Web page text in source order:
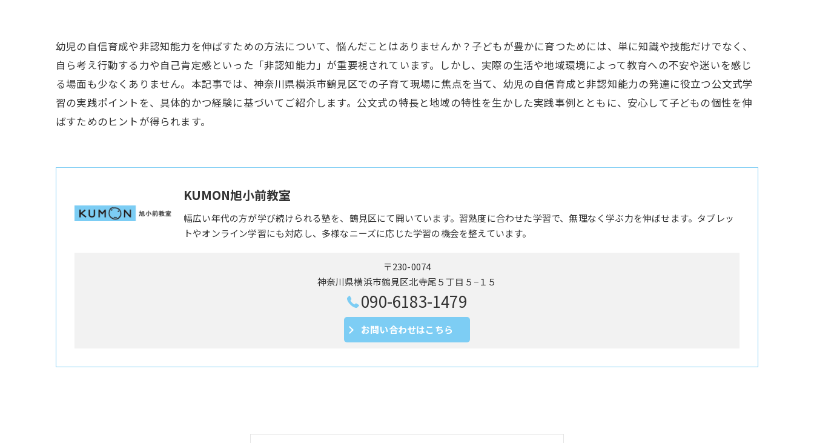
幼児の自信育成や非認知能力を伸ばすための方法について、悩んだことはありませんか？子どもが豊かに育つためには、単に知識や技能だけでなく、
自ら考え行動する力や自己肯定感といった「非認知能力」が重要視されています。しかし、実際の生活や地域環境によって教育への不安や迷いを感じ
る場面も少なくありません。本記事では、神奈川県横浜市鶴見区での子育て現場に焦点を当て、幼児の自信育成と非認知能力の発達に役立つ公文式学
習の実践ポイントを、具体的かつ経験に基づいてご紹介します。公文式の特長と地域の特性を生かした実践事例とともに、安心して子どもの個性を伸
ばすためのヒントが得られます。
KUMON旭小前教室
幅広い年代の方が学び続けられる塾を、鶴見区にて開いています。習熟度に合わせた学習で、無理なく学ぶ力を伸ばせます。タブレッ
トやオンライン学習にも対応し、多様なニーズに応じた学習の機会を整えています。
〒230-0074
神奈川県横浜市鶴見区北寺尾５丁目５−１５
090-6183-1479
お問い合わせはこちら